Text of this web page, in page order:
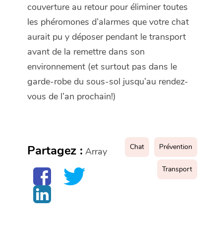
couverture au retour pour éliminer toutes
les phéromones d’alarmes que votre chat
aurait pu y déposer pendant le transport
avant de la remettre dans son
environnement (et surtout pas dans le
garde-robe du sous-sol jusqu’au rendez-
vous de l’an prochain!)
Partagez : Array Chat Prévention
Transport